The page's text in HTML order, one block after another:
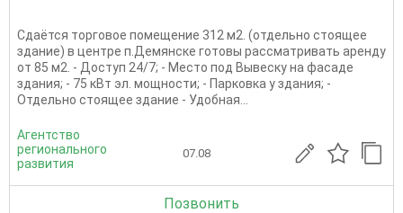
Сдаётся торговое помещение 312 м2. (отдельно стоящее
здание) в центре п.Демянске готовы рассматривать аренду
от 85 м2. - Доступ 24/7; - Место под Вывеску на фасаде
здания; - 75 кВт эл. мощности; - Парковка у здания; -
Отдельно стоящее здание - Удобная...
Агентство
регионального
развития
07.08
Позвонить